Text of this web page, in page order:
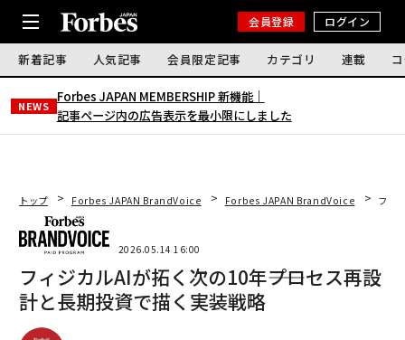
会員登録 ログイン
新着記事 人気記事 会員限定記事 カテゴリ 連載
NEWS
Forbes JAPAN MEMBERSHIP 新機能｜
記事ページ内の広告表示を最小限にしました
トップ Forbes JAPAN BrandVoice Forbes JAPAN BrandVoice フィ
2026.05.14 16:00
フィジカルAIが拓く次の10年――プロセス再設
計と長期投資で描く実装戦略